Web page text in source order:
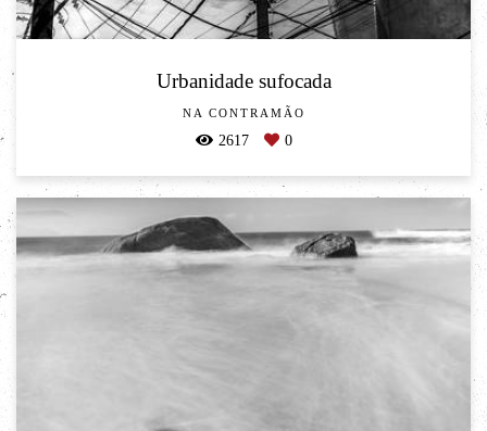
Urbanidade sufocada
NA CONTRAMÃO
2617 0